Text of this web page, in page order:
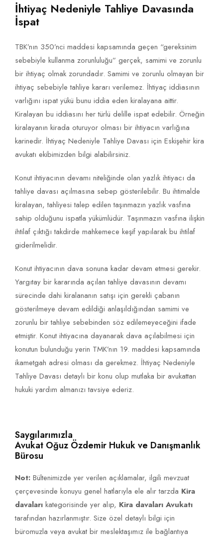
İhtiyaç Nedeniyle Tahliye Davasında
İspat
TBK’nın 350’nci maddesi kapsamında geçen “gereksinim
sebebiyle kullanma zorunluluğu” gerçek, samimi ve zorunlu
bir ihtiyaç olmak zorundadır. Samimi ve zorunlu olmayan bir
ihtiyaç sebebiyle tahliye kararı verilemez. İhtiyaç iddiasının
varlığını ispat yükü bunu iddia eden kiralayana aittir.
Kiralayan bu iddiasını her türlü delille ispat edebilir. Örneğin
kiralayanın kirada oturuyor olması bir ihtiyacın varlığına
karinedir. İhtiyaç Nedeniyle Tahliye Davası için Eskişehir kira
avukatı ekibimizden bilgi alabilirsiniz.
Konut ihtiyacının devamı niteliğinde olan yazlık ihtiyacı da
tahliye davası açılmasına sebep gösterilebilir. Bu ihtimalde
kiralayan, tahliyesi talep edilen taşınmazın yazlık vasfına
sahip olduğunu ispatla yükümlüdür. Taşınmazın vasfına ilişkin
ihtilaf çıktığı takdirde mahkemece keşif yapılarak bu ihtilaf
giderilmelidir.
Konut ihtiyacının dava sonuna kadar devam etmesi gerekir.
Yargıtay bir kararında açılan tahliye davasının devamı
sürecinde dahi kiralananın satışı için gerekli çabanın
gösterilmeye devam edildiği anlaşıldığından samimi ve
zorunlu bir tahliye sebebinden söz edilemeyeceğini ifade
etmiştir. Konut ihtiyacına dayanarak dava açılabilmesi için
konutun bulunduğu yerin TMK’nın 19. maddesi kapsamında
ikametgah adresi olması da gerekmez. İhtiyaç Nedeniyle
Tahliye Davası detaylı bir konu olup mutlaka bir avukattan
hukuki yardım almanızı tavsiye ederiz.
Saygılarımızla
Avukat Oğuz Özdemir Hukuk ve Danışmanlık
Bürosu
Not: Bültenimizde yer verilen açıklamalar, ilgili mevzuat
çerçevesinde konuyu genel hatlarıyla ele alır tarzda Kira
davaları kategorisinde yer alıp, Kira davaları Avukatı
tarafından hazırlanmıştır. Size özel detaylı bilgi için
büromuzla veya avukat bir meslektaşımız ile bağlantıya